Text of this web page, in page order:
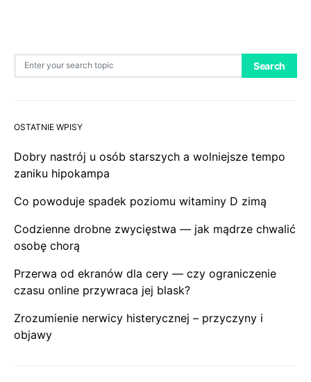
Search
OSTATNIE WPISY
Dobry nastrój u osób starszych a wolniejsze tempo
zaniku hipokampa
Co powoduje spadek poziomu witaminy D zimą
Codzienne drobne zwycięstwa — jak mądrze chwalić
osobę chorą
Przerwa od ekranów dla cery — czy ograniczenie
czasu online przywraca jej blask?
Zrozumienie nerwicy histerycznej – przyczyny i
objawy